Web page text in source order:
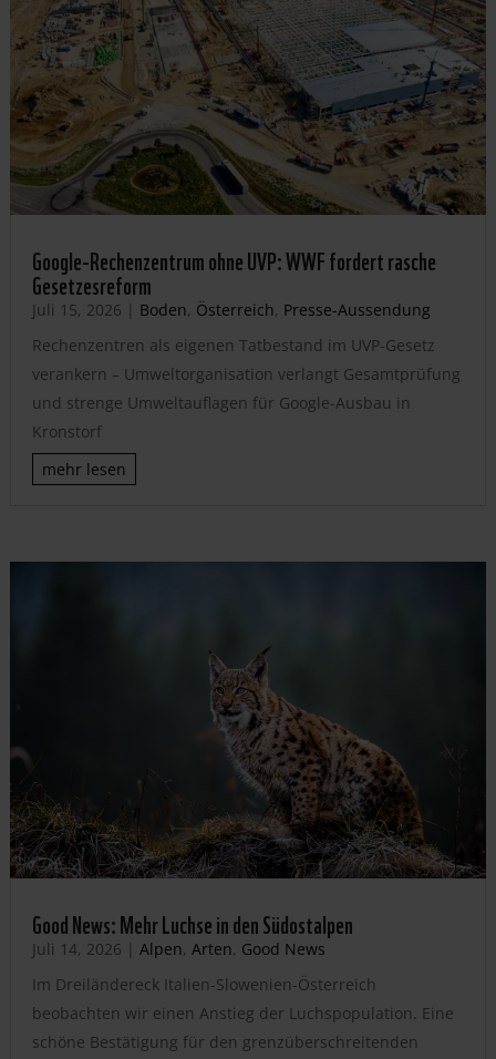
Google-Rechenzentrum ohne UVP: WWF fordert rasche
Gesetzesreform
Juli 15, 2026 | Boden, Österreich, Presse-Aussendung
Rechenzentren als eigenen Tatbestand im UVP-Gesetz
verankern – Umweltorganisation verlangt Gesamtprüfung
und strenge Umweltauflagen für Google-Ausbau in
Kronstorf
mehr lesen
Good News: Mehr Luchse in den Südostalpen
Juli 14, 2026 | Alpen, Arten, Good News
Im Dreiländereck Italien-Slowenien-Österreich
beobachten wir einen Anstieg der Luchspopulation. Eine
schöne Bestätigung für den grenzüberschreitenden